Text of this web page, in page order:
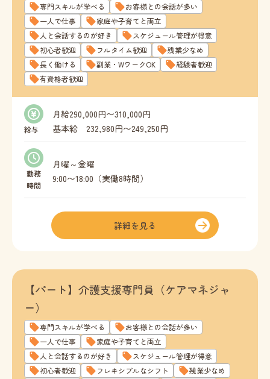
専門スキルが学べる
お客様との会話が多い
一人で仕事
家庭や子育てと両立
人と会話するのが好き
スケジュール管理が得意
初心者歓迎
フルタイム歓迎
残業少なめ
長く働ける
副業・WワークOK
経験者歓迎
有資格者歓迎
給与
月給290,000円〜310,000円
基本給 232,980円〜249,250円
固定残業代 57,020円〜60,750円
※固定残業手当は時間外労働３０時間分の時間外
手当として時間外の有無に関わらず支給
勤務
時間
月曜～金曜
9:00〜18:00（実働8時間）
詳細を見る
【パート】介護支援専門員（ケアマネジャ
ー）
専門スキルが学べる
お客様との会話が多い
一人で仕事
家庭や子育てと両立
人と会話するのが好き
スケジュール管理が得意
初心者歓迎
フレキシブルなシフト
残業少なめ